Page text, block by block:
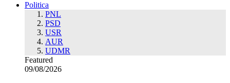
Politica
PNL
PSD
USR
AUR
UDMR
Featured
09/08/2026